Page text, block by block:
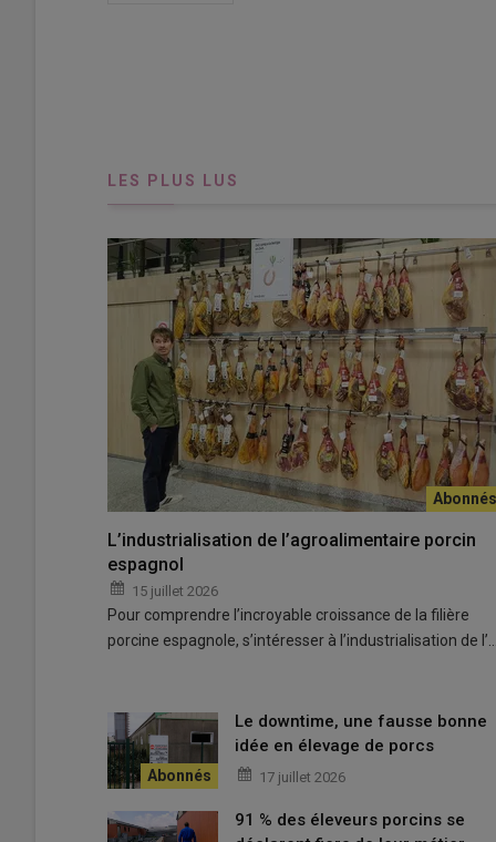
Le concept de parcs de maternité développé par
les porcelets.
Éleveur à Hénanbihen dans les Côtes d’Armor, Vincent
construction d’une salle de 24 places de maternité
porcelets.
Le cahier des charges soumis à Galvelpor était précis : «
socialisation des porcelets et par la mise en groupe des
animal quand tu construis un bâtiment, tu prends des
LES PLUS LUS
L’industrialisation de l’agroalimentaire porcin
espagnol
15 juillet 2026
Pour comprendre l’incroyable croissance de la filière
porcine espagnole, s’intéresser à l’industrialisation de l’…
Le downtime, une fausse bonne
idée en élevage de porcs
17 juillet 2026
91 % des éleveurs porcins se